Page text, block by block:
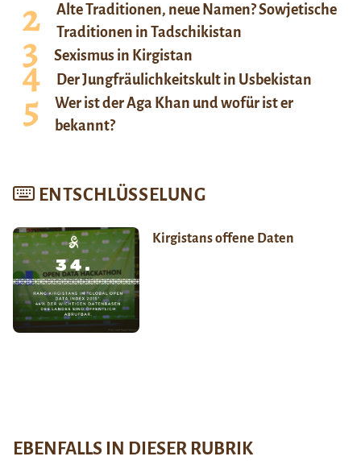
Alte Traditionen, neue Namen? Sowjetische
Traditionen in Tadschikistan
Sexismus in Kirgistan
Der Jungfräulichkeitskult in Usbekistan
Wer ist der Aga Khan und wofür ist er
bekannt?
ENTSCHLÜSSELUNG
Kirgistans offene Daten
EBENFALLS IN DIESER RUBRIK